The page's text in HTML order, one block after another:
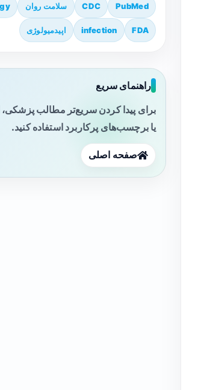
PubMed
CDC سلامت روان
FDA
infection اپیدمیولوژی
راهنمای سریع
برای پیدا کردن سریع‌تر مطالب
یا برچسب‌های پرکاربرد استفاده کنید.
صفحه اصلی